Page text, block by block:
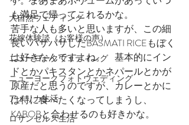
大自然ウェディング
花嫁体験談（お客様の声）
ニューヨークウェディング
ニューヨークフォトウェディング
アメリカ生活
ロサンゼルス生活
も満足で帰ってこれるかな。
苦手な人も多いと思いますが、この細
長いパサパサしたBASMATI RICEもぼく
は好きなんですよね。　基本的にイン
ドとかパキスタンとかネパールとかが
原産だと思うのですが、カレーとかに
は特に食べたくなってしまうし、
KABOBと合わせるのも好きかな。